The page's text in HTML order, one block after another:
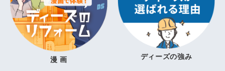
漫 画 ディーズの強み